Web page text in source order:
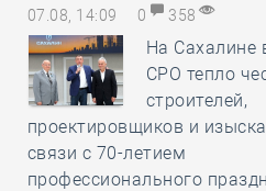
07.08, 14:09 0 358
На Сахалине
СРО тепло
строителей,
проектировщиков и
связи с 70-летием
профессионального